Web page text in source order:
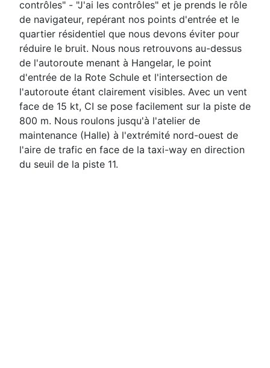
contrôles" - "J'ai les contrôles" et je prends le rôle
de navigateur, repérant nos points d'entrée et le
quartier résidentiel que nous devons éviter pour
réduire le bruit. Nous nous retrouvons au-dessus
de l'autoroute menant à Hangelar, le point
d'entrée de la Rote Schule et l'intersection de
l'autoroute étant clairement visibles. Avec un vent
face de 15 kt, CI se pose facilement sur la piste de
800 m. Nous roulons jusqu'à l'atelier de
maintenance (Halle) à l'extrémité nord-ouest de
l'aire de trafic en face de la taxi-way en direction
du seuil de la piste 11.